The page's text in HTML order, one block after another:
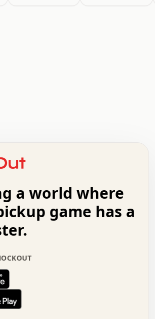
.   .   .   .   .   .   +   .   .
.   .   .   .   .   .   .   :   .
+   .   .   .   .   .   .   .   +
.   .   .   .   .   .   o   .   .
.   .   .   .   .   :   .   .   o
:   .   .   .   .   o   .   .   .
.   .   .   :   .   .   .   .   .
.   .   .   +   .   .   x   .   .
.   :   +   .   .   .   .   .   o
.   .   .   .   .   .   .   .   .
.   .   .   .   .   .   .   +   .
.   .   x   .   .   .   .   .   .
a world where
game has a